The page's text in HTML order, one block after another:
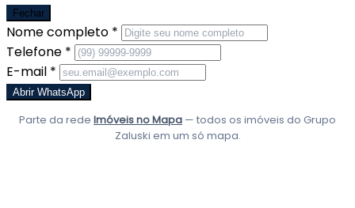
Fechar
Nome completo *
Telefone *
E-mail *
Abrir WhatsApp
Parte da rede Imóveis no Mapa — todos os imóveis do Grupo
Zaluski em um só mapa.